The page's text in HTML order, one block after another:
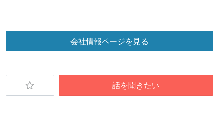
労働環境の自由度
業務時間中に中抜けできる制度がある
2年以内に未就学児を子育てしながら働いていたエン
会社情報ページを見る
話を聞きたい